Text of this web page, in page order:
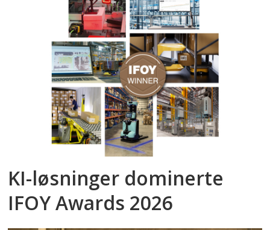
KI-løsninger dominerte
IFOY Awards 2026